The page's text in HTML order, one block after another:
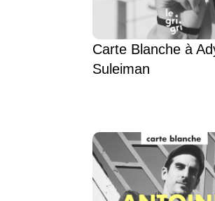
Carte Blanche à
Suleiman